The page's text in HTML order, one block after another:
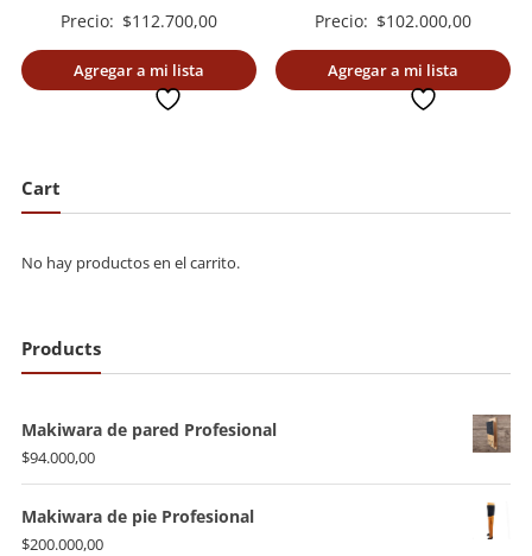
Precio: $112.700,00
Agregar a mi lista
Precio: $102.000,00
Agregar a mi lista
Cart
No hay productos en el carrito.
Products
Makiwara de pared Profesional
$94.000,00
Makiwara de pie Profesional
$200.000,00